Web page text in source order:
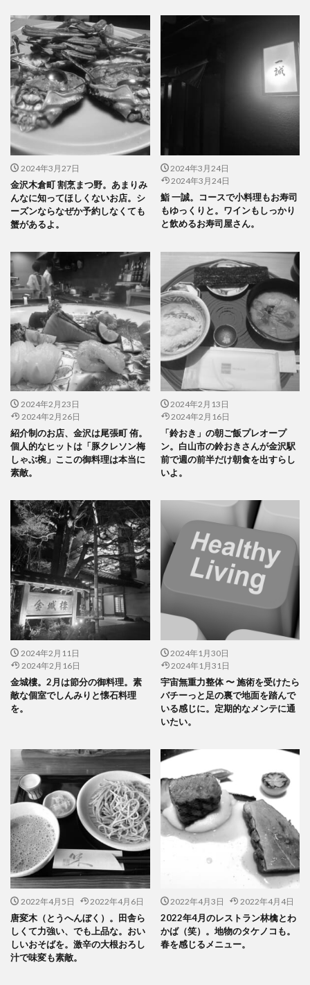
2024年3月27日
金沢木倉町 割烹まつ野。あまりみ
んなに知ってほしくないお店。シ
ーズンならなぜか予約しなくても
蟹があるよ。
2024年3月24日
2024年3月24日
鮨 一誠。コースで小料理もお寿司
もゆっくりと。ワインもしっかり
と飲めるお寿司屋さん。
2024年2月23日
2024年2月26日
紹介制のお店、金沢は尾張町 侑。
個人的なヒットは「豚クレソン梅
しゃぶ椀」ここの御料理は本当に
素敵。
2024年2月13日
2024年2月16日
「鈴おき」の朝ご飯プレオープ
ン。白山市の鈴おきさんが金沢駅
前で週の前半だけ朝食を出すらし
いよ。
2024年2月11日
2024年2月16日
金城樓。2月は節分の御料理。素
敵な個室でしんみりと懐石料理
を。
2024年1月30日
2024年1月31日
宇宙無重力整体 〜 施術を受けたら
バチーっと足の裏で地面を踏んで
いる感じに。定期的なメンテに通
いたい。
2022年4月5日 2022年4月6日
唐変木（とうへんぼく）。田舎ら
しくて力強い、でも上品な。おい
しいおそばを。激辛の大根おろし
汁で味変も素敵。
2022年4月3日 2022年4月4日
2022年4月のレストラン林檎とわ
かば（笑）。地物のタケノコも。
春を感じるメニュー。